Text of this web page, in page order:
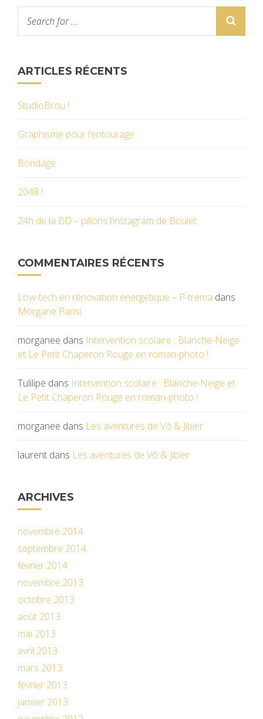
ARTICLES RÉCENTS
StudioBrou !
Graphisme pour l’entourage
Bondage
2048 !
24h de la BD – pillons l’instagram de Boulet
COMMENTAIRES RÉCENTS
Low-tech en rénovation énergétique – P-tréma dans
Morgane Parisi
morganee dans Intervention scolaire : Blanche-Neige
et Le Petit Chaperon Rouge en roman-photo !
Tulilipe dans Intervention scolaire : Blanche-Neige et
Le Petit Chaperon Rouge en roman-photo !
morganee dans Les aventures de Vô & Jibier
laurent dans Les aventures de Vô & Jibier
ARCHIVES
novembre 2014
septembre 2014
février 2014
novembre 2013
octobre 2013
août 2013
mai 2013
avril 2013
mars 2013
février 2013
janvier 2013